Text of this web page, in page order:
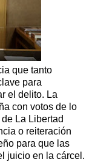
que tanto
para
el delito. La
con votos de lo
La Libertad
o reiteración
para que las
juicio en la cárcel.